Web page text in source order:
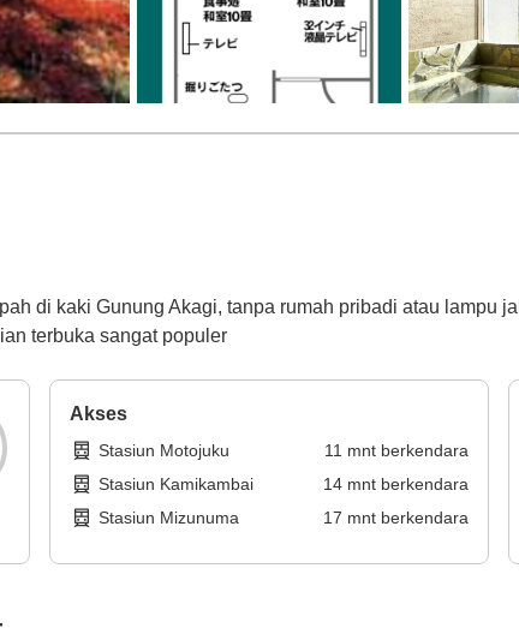
di kaki Gunung Akagi, tanpa rumah pribadi atau lampu
terbuka sangat populer
Akses
Stasiun Motojuku 11 mnt berkendara
Stasiun Kamikambai
14mnt berkendara
Stasiun Mizunuma
17 mnt berkendara